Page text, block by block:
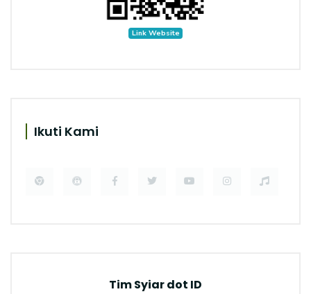
Link Website
Ikuti Kami
Tim Syiar dot ID